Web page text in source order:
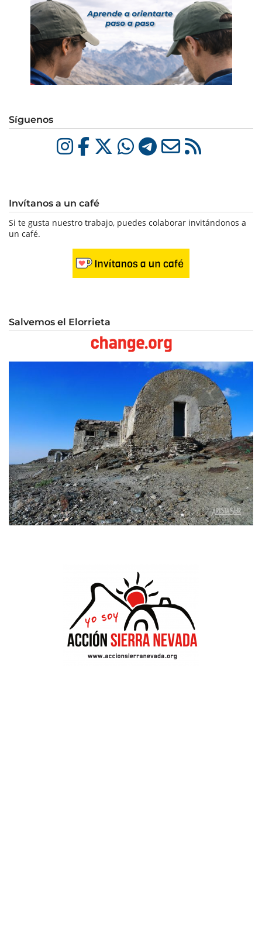
Síguenos
Invítanos a un café
Si te gusta nuestro trabajo, puedes colaborar invitándonos a
un café.
Salvemos el Elorrieta